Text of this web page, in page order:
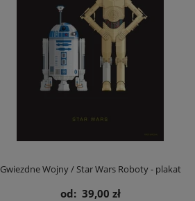
Gwiezdne Wojny / Star Wars Roboty - plakat
od: 39,00 zł